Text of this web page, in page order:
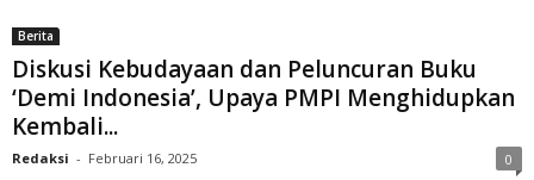
Berita
Diskusi Kebudayaan dan Peluncuran Buku
‘Demi Indonesia’, Upaya PMPI Menghidupkan
Kembali...
Redaksi - Februari 16, 2025 0